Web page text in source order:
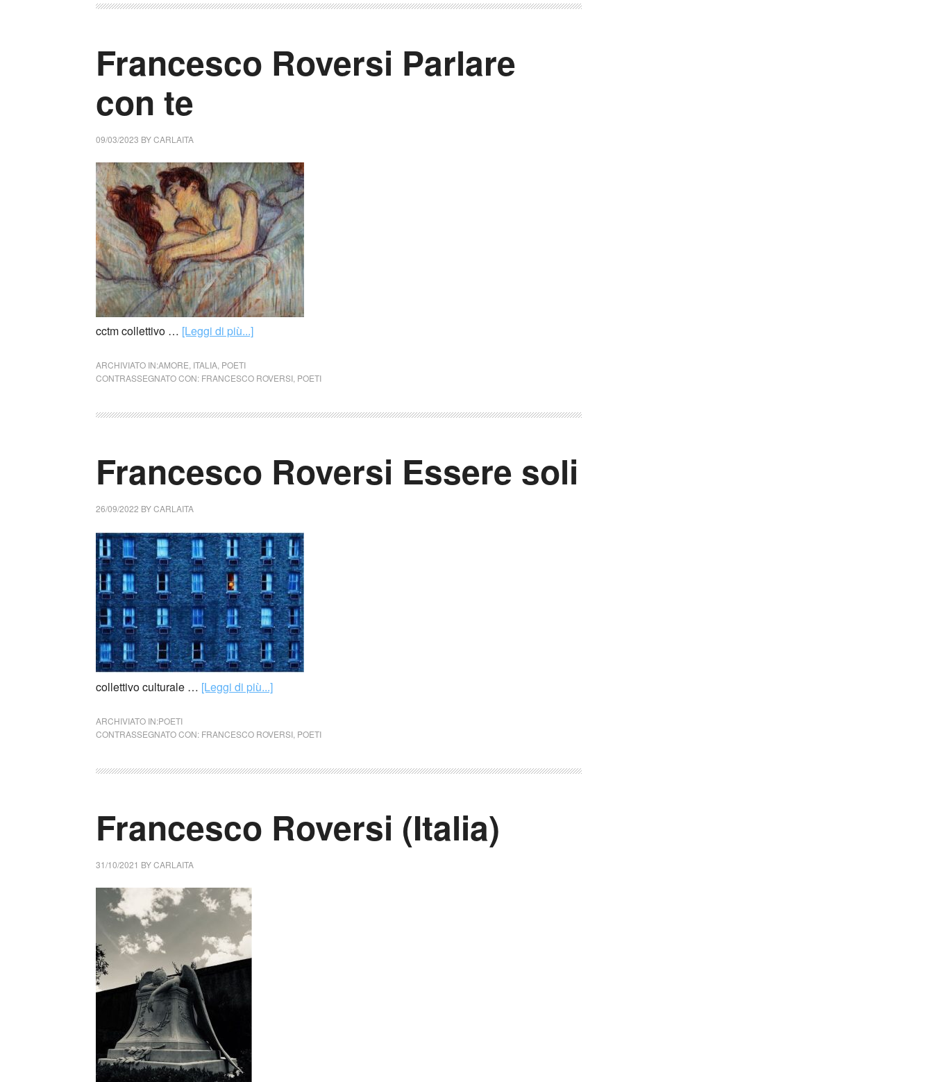
Francesco Roversi Parlare
con te
09/03/2023 BYCARLAITA
cctm collettivo … [Leggi di più...]
ARCHIVIATO IN:AMORE ITALIA POETI
CONTRASSEGNATO CON: FRANCESCO ROVERSI POETI
Francesco Roversi Essere soli
26/09/2022 BYCARLAITA
collettivo culturale … [Leggi di più...]
ARCHIVIATO IN:POETI
CONTRASSEGNATO CON: FRANCESCO ROVERSI POETI
Francesco Roversi (Italia)
31/10/2021 BYCARLAITA